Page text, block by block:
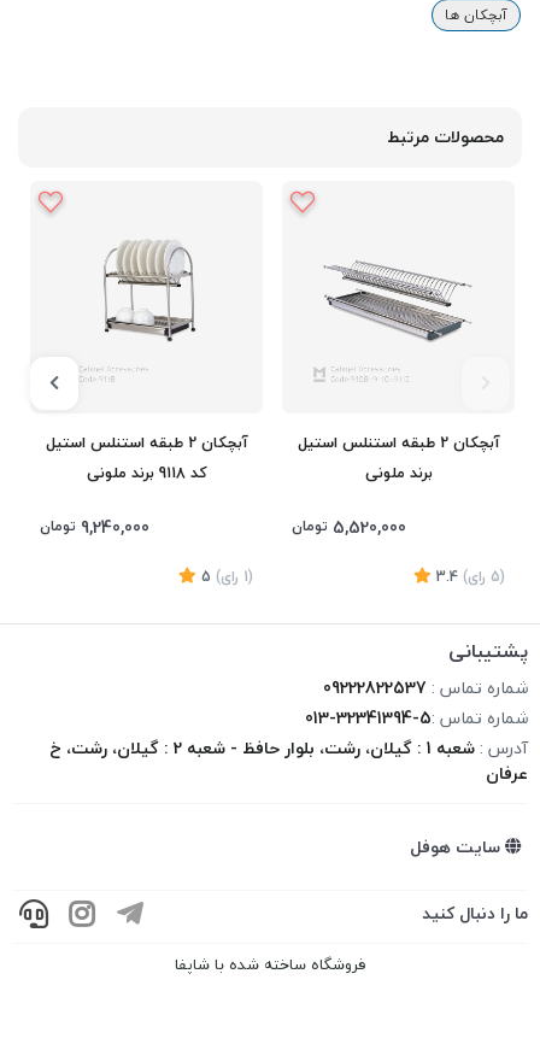
آبچکان ها
محصولات مرتبط
آبچکان 2 طبقه استنلس استیل
برند ملونی
5,520,000 تومان
(5
رای)
3.4
آبچکان 2 طبقه استنلس استیل
کد 9118 برند ملونی
9,240,000 تومان
(1 رای)
5
پشتیبانی
شماره تماس : 09222822537
شماره تماس :013-32341394-5
آدرس :
شعبه 1 : گیلان، رشت، بلوار حافظ - شعبه 2 : گیلان، رشت، خ
عرفان
سایت هوفل
ما را دنبال کنید
فروشگاه ساخته شده با شاپفا